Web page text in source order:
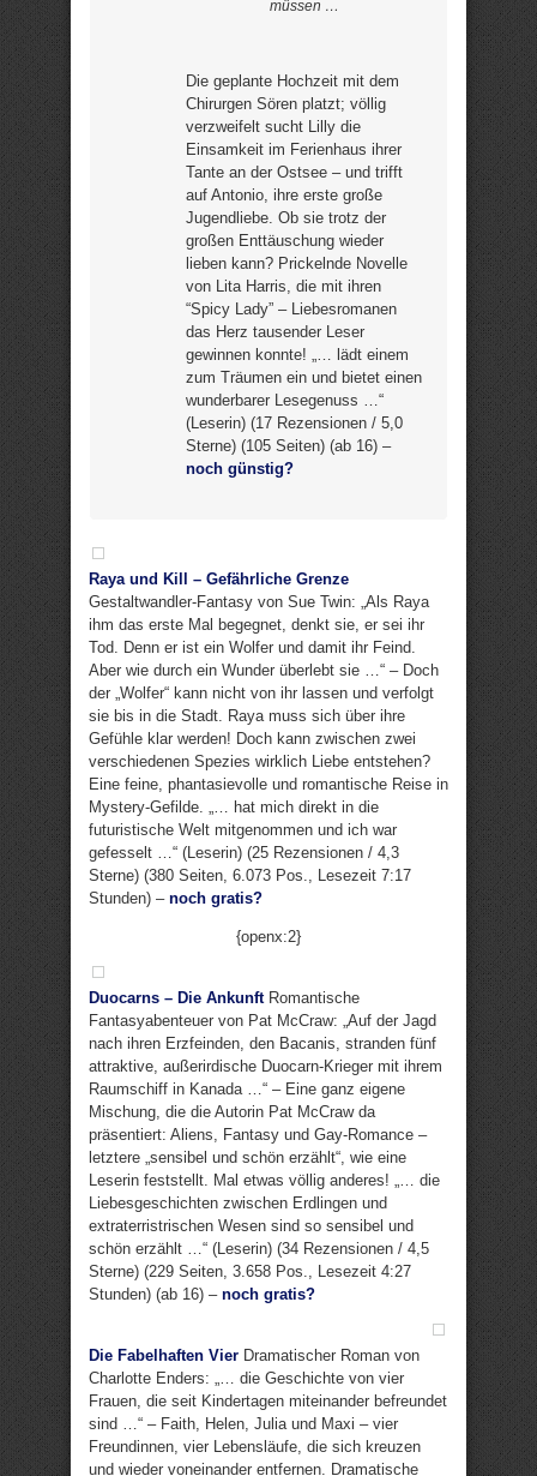
müssen …
Die geplante Hochzeit mit dem
Chirurgen Sören platzt; völlig
verzweifelt sucht Lilly die
Einsamkeit im Ferienhaus ihrer
Tante an der Ostsee – und trifft
auf Antonio, ihre erste große
Jugendliebe. Ob sie trotz der
großen Enttäuschung wieder
lieben kann? Prickelnde Novelle
von Lita Harris, die mit ihren
“Spicy Lady” – Liebesromanen
das Herz tausender Leser
gewinnen konnte! „… lädt einem
zum Träumen ein und bietet einen
wunderbarer Lesegenuss …“
(Leserin) (17 Rezensionen / 5,0
Sterne) (105 Seiten) (ab 16) –
noch günstig?
Raya und Kill – Gefährliche Grenze
Gestaltwandler-Fantasy von Sue Twin: „Als Raya
ihm das erste Mal begegnet, denkt sie, er sei ihr
Tod. Denn er ist ein Wolfer und damit ihr Feind.
Aber wie durch ein Wunder überlebt sie …“ – Doch
der „Wolfer“ kann nicht von ihr lassen und verfolgt
sie bis in die Stadt. Raya muss sich über ihre
Gefühle klar werden! Doch kann zwischen zwei
verschiedenen Spezies wirklich Liebe entstehen?
Eine feine, phantasievolle und romantische Reise in
Mystery-Gefilde. „… hat mich direkt in die
futuristische Welt mitgenommen und ich war
gefesselt …“ (Leserin) (25 Rezensionen / 4,3
Sterne) (380 Seiten, 6.073 Pos., Lesezeit 7:17
Stunden) – noch gratis?
{openx:2}
Duocarns – Die AnkunftRomantische
Fantasyabenteuer von Pat McCraw: „Auf der Jagd
nach ihren Erzfeinden, den Bacanis, stranden fünf
attraktive, außerirdische Duocarn-Krieger mit ihrem
Raumschiff in Kanada …“ – Eine ganz eigene
Mischung, die die Autorin Pat McCraw da
präsentiert: Aliens, Fantasy und Gay-Romance –
letztere „sensibel und schön erzählt“, wie eine
Leserin feststellt. Mal etwas völlig anderes! „… die
Liebesgeschichten zwischen Erdlingen und
extraterristrischen Wesen sind so sensibel und
schön erzählt …“ (Leserin) (34 Rezensionen / 4,5
Sterne) (229 Seiten, 3.658 Pos., Lesezeit 4:27
Stunden) (ab 16) – noch gratis?
Die Fabelhaften Vier Dramatischer Roman von
Charlotte Enders: „… die Geschichte von vier
Frauen, die seit Kindertagen miteinander befreundet
sind …“ – Faith, Helen, Julia und Maxi – vier
Freundinnen, vier Lebensläufe, die sich kreuzen
und wieder voneinander entfernen. Dramatische